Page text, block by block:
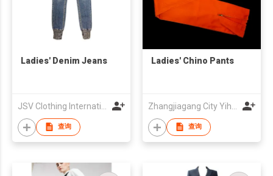
Ladies' Denim Jeans
查询
Ladies' Chino Pants
查询